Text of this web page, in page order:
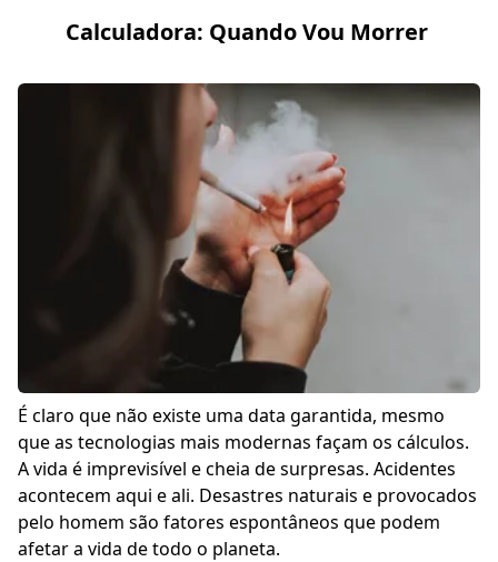
Calculadora: Quando Vou Morrer
É claro que não existe uma data garantida, mesmo
que as tecnologias mais modernas façam os cálculos.
A vida é imprevisível e cheia de surpresas. Acidentes
acontecem aqui e ali. Desastres naturais e provocados
pelo homem são fatores espontâneos que podem
afetar a vida de todo o planeta.